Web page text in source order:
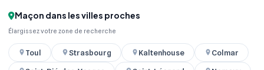
Maçon dans les villes proches
Élargissez votre zone de recherche
Toul Strasbourg Kaltenhouse
Colmar